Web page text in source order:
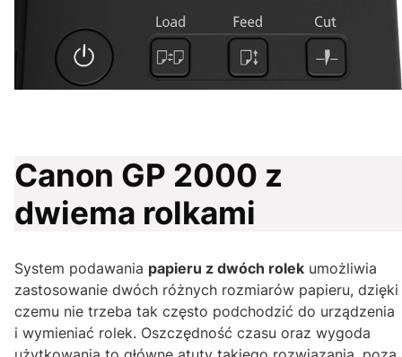
Canon GP 2000 z
dwiema rolkami
System podawania papieru z dwóch rolek umożliwia
zastosowanie dwóch różnych rozmiarów papieru, dzięki
czemu nie trzeba tak często podchodzić do urządzenia
i wymieniać rolek. Oszczędność czasu oraz wygoda